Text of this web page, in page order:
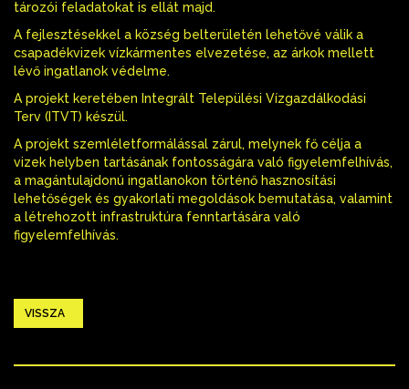
tározói feladatokat is ellát majd.
A fejlesztésekkel a község belterületén lehetővé válik a
csapadékvizek vízkármentes elvezetése, az árkok mellett
lévő ingatlanok védelme.
A projekt keretében Integrált Települési Vízgazdálkodási
Terv (ITVT) készül.
A projekt szemléletformálással zárul, melynek fő célja a
vizek helyben tartásának fontosságára való figyelemfelhívás,
a magántulajdonú ingatlanokon történő hasznosítási
lehetőségek és gyakorlati megoldások bemutatása, valamint
a létrehozott infrastruktúra fenntartására való
figyelemfelhívás.
VISSZA